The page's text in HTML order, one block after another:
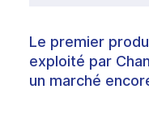
Le premier
exploité par
un marché